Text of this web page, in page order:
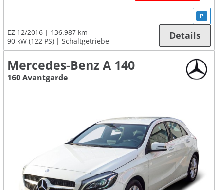
EZ 12/2016
136.987 km
90 kW (122 PS)
Schaltgetriebe
P
Details
Mercedes-Benz A 140
160 Avantgarde